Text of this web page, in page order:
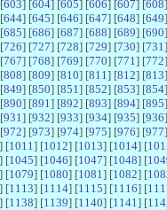
603] [604] [605] [606] [607] [608
644] [645] [646] [647] [648] [649
685] [686] [687] [688] [689] [690
726] [727] [728] [729] [730] [731
767] [768] [769] [770] [771 ] [772
808] [809] [810] [811 ] [812] [813
849] [850] [851 ] [852] [853] [854
890] [891 ] [892] [893] [894] [895
931 ] [932] [933] [934] [935] [936
972] [973] [974] [975] [976] [977
] [1011 ] [1012] [1013] [1014] [
[1045] [1046] [1047] [1048] [
] [1079] [1080] [1081 ] [1082] [
] [1113] [1114] [1115] [1116] [
] [1138] [1139] [1140] [1141 ] [